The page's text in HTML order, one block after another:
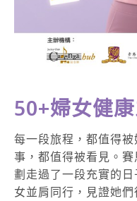
50+婦女健
每一段旅程，都值得
事，都值得被看見。
劃走過了一段充實的
女並肩同行，見證她